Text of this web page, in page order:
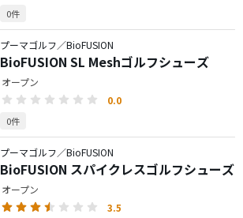
0件
プーマゴルフ／BioFUSION
BioFUSION SL Meshゴルフシューズ
オープン
0.0
0件
プーマゴルフ／BioFUSION
BioFUSION スパイクレスゴルフシューズ
オープン
3.5